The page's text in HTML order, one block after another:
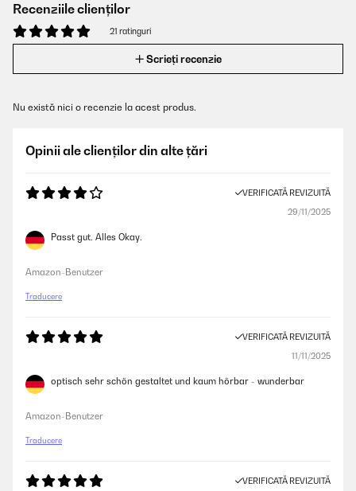
Recenziile clienților
21 ratinguri
Scrieți recenzie
Nu există nici o recenzie la acest produs.
Opinii ale clienților din alte țări
VERIFICATĂ REVIZUITĂ
29/11/2025
Passt gut. Alles Okay.
Amazon-Benutzer
Traducere
VERIFICATĂ REVIZUITĂ
11/11/2025
optisch sehr schön gestaltet und kaum hörbar - wunderbar
Amazon-Benutzer
Traducere
VERIFICATĂ REVIZUITĂ